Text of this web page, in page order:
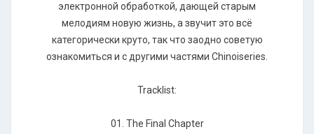
электронной обработкой, дающей старым
мелодиям новую жизнь, а звучит это всё
категорически круто, так что заодно советую
ознакомиться и с другими частями Chinoiseries.
Tracklist:
01. The Final Chapter